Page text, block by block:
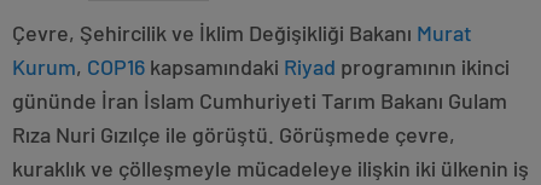
Çevre, Şehircilik ve İklim Değişikliği Bakanı Murat
Kurum, COP16 kapsamındaki Riyad programının ikinci
gününde İran İslam Cumhuriyeti Tarım Bakanı Gulam
Rıza Nuri Gızılçe ile görüştü. Görüşmede çevre,
kuraklık ve çölleşmeyle mücadeleye ilişkin iki ülkenin iş